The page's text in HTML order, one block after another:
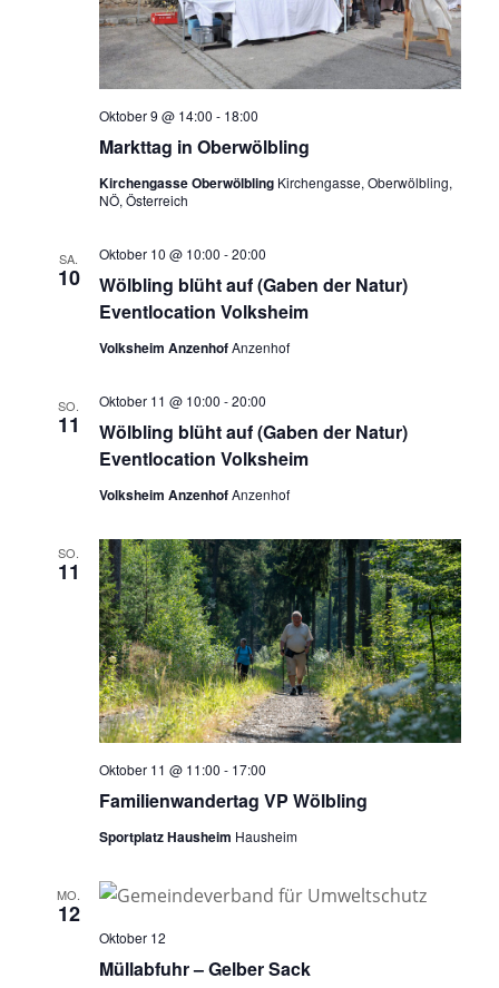
Markttag in Oberwölbling
Oktober 9 @ 14:00 - 18:00
Kirchengasse Oberwölbling Kirchengasse, Oberwölbling,
NÖ, Österreich
SA.
10
Wölbling blüht auf (Gaben der Natur)
Eventlocation Volksheim
Oktober 10 @ 10:00 -20:00
Volksheim AnzenhofAnzenhof
SO.
11
Wölbling blüht auf (Gaben der Natur)
Eventlocation Volksheim
Oktober 11 @ 10:00 -20:00
Volksheim AnzenhofAnzenhof
SO.
11
Familienwandertag VP Wölbling
Oktober 11 @ 11:00 - 17:00
Sportplatz Hausheim Hausheim
MO.
12
Müllabfuhr – Gelber Sack
Oktober 12